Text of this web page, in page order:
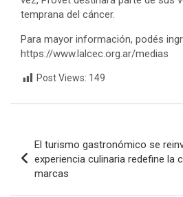
temprana del cáncer.
Para mayor información, podés
https://www.lalcec.org.ar/medias
Post Views: 149
de
entradas
El turismo gastronómico se
experiencia culinaria redefine la
marcas